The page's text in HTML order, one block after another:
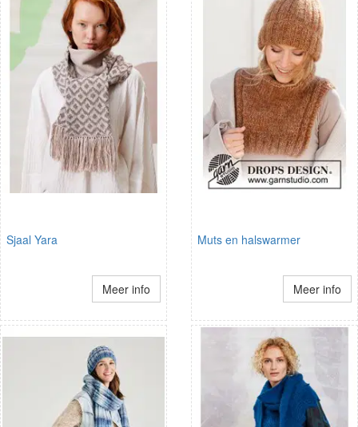
Sjaal Yara
Meer info
Muts en halswarmer
Meer info